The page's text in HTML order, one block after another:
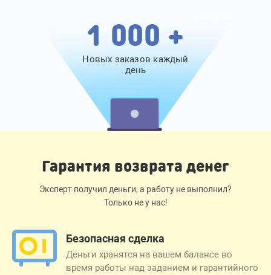
1 000 +
Новых заказов каждый
день
Гарантия возврата денег
Эксперт получил деньги, а работу не выполнил?
Только не у нас!
Безопасная сделка
Деньги хранятся на вашем балансе во
время работы над заданием и гарантийного